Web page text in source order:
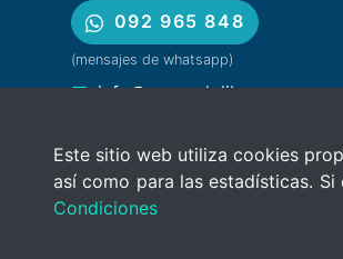
Este sitio web utiliza cookies
así como para las estadísticas.
Condiciones
092 965 848
(mensajes de whatsapp)
info@mercadolibros.uy
Convención 1319
(pick up center)